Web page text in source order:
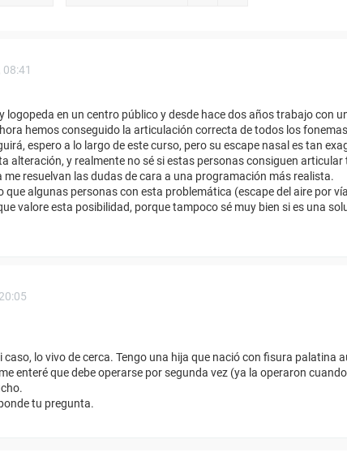
logopeda en un centro público y desde hace dos años trabajo con
hemos conseguido la articulación correcta de todos los
espero a lo largo de este curso, pero su escape nasal es tan
alteración, y realmente no sé si estas personas consiguen
me resuelvan las dudas de cara a una programación más realista.
que algunas personas con esta problemática (escape del aire por
valore esta posibilidad, porque tampoco sé muy bien si es una
caso, lo vivo de cerca. Tengo una hija que nació con fisura palatina
enteré que debe operarse por segunda vez (ya la operaron
tu pregunta.